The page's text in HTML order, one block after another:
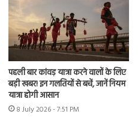
पहली बार कांवड़ यात्रा करने वालों के लिए
बड़ी खबर! इन गलतियों से बचें, जानें नियम
यात्रा होगी आसान
8 July 2026 - 7:51 PM